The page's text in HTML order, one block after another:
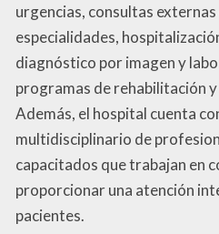
urgencias, consultas
especialidades,
diagnóstico por imagen y
programas de rehabilitación
Además, el hospital cuenta
multidisciplinario de
capacitados que trabajan en
proporcionar una atención
pacientes.